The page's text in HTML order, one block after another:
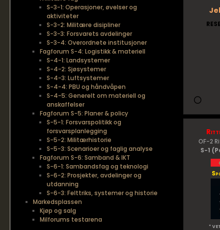
OF-2
S-1
*
S-3-1: Operasjoner, øvelser og
aktiviteter
S-3-2: Militære disipliner
S-3-3: Forsvarets avdelinger
S-3-4: Overordnete institusjoner
Fagforum S-4: Logistikk & materiell
S-4-1: Landsystemer
S-4-2: Sjøsystemer
S-4-3: Luftsystemer
S-4-4: PBU og håndvåpen
S-4-5: Generelt om materiell og
anskaffelser
Fagforum S-5: Planer & policy
S-5-1: Forsvarspolitikk og
forsvarsplanlegging
S-5-2: Militærhistorie
S-5-3: Scenarioer og faglig analyse
Fagforum S-6: Samband & IKT
S-6-1: Sambandsfag og teknologi
S-6-2: Prosjekter, avdelinger og
utdanning
S-6-3: Felttriks, systemer og historie
Markedsplassen
Kjøp og salg
Milforums testarena